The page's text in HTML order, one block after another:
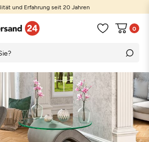
und Erfahrung seit 20 Jahren
0